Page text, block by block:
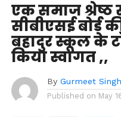
एक समाज श्रेष्ठ
सीबीएसई बोर्ड
बहादुर स्कूल के
किया स्वागत ,,
By Gurmeet
Published on May